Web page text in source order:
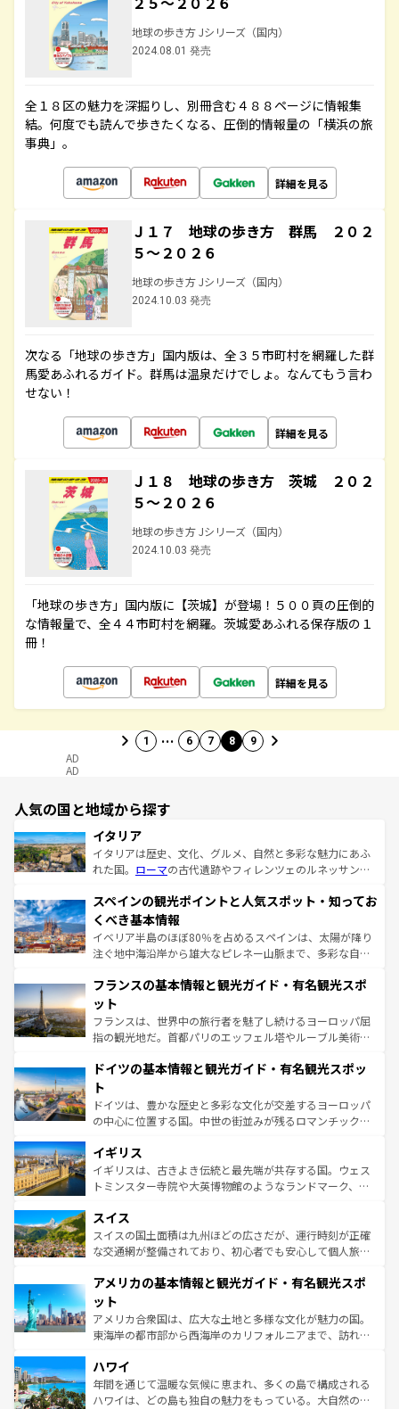
地球の歩き方 Jシリーズ（国内）
2024.08.01 発売
全１８区の魅力を深掘りし、別冊含む４８８ページに情報集
結。何度でも読んで歩きたくなる、圧倒的情報量の「横浜の旅
事典」。
詳細を見る
Ｊ１７ 地球の歩き方 群馬 ２０２
５～２０２６
地球の歩き方 Jシリーズ（国内）
2024.10.03 発売
次なる「地球の歩き方」国内版は、全３５市町村を網羅した群
馬愛あふれるガイド。群馬は温泉だけでしょ。なんてもう言わ
せない！
詳細を見る
Ｊ１８ 地球の歩き方 茨城 ２０２
５～２０２６
地球の歩き方 Jシリーズ（国内）
2024.10.03 発売
「地球の歩き方」国内版に【茨城】が登場！５００頁の圧倒的
な情報量で、全４４市町村を網羅。茨城愛あふれる保存版の１
冊！
詳細を見る
1 … 6 7 8 9
AD
AD
人気の国と地域から探す
イタリア
イタリアは歴史、文化、グルメ、自然と多彩な魅力にあふ
れた国。 ローマの古代遺跡やフィレンツェのルネッサンス
ろん、トスカーナの美しい田園風景やアマルフィ海岸の絶
景など、自然景観も見逃せない。観光の合間には、本場の
ピザやパスタなど、絶品のイタリア料理を堪能することも
できる。朝目覚めてから夜眠るまで、すべての瞬間を楽し
なお、新着のイタリア情報はコンテンツ一覧を参照してほ
しい。
スペインの観光ポイントと人気スポット・知ってお
くべき基本情報
イベリア半島のほぼ80％を占めるスペインは、太陽が降り
注ぐ地中海沿岸から雄大なピレネー山脈まで、多彩な自然
文化が根付くこの国では、情熱的なフラメンコ、熱気あふ
れる闘牛、そして美味しいタパスが生活の一部となってい
る。首都マドリードの洗練された雰囲気や、バルセロナの
アートに溢れた街角から、地方では古代ローマ遺跡や中世
せる。地方によって風土や気候が異なるスペインはその個
ンテンツ一覧 を参照してほしい。
フランスの基本情報と観光ガイド・有名観光スポ
ット
フランスは、世界中の旅行者を魅了し続けるヨーロッパ屈
指の観光地だ。首都パリのエッフェル塔やルーブル美術館
で、幅広い魅力が詰まっている。華麗な宮殿、歴史的な大
聖堂、美しいビーチ、そして豊かな自然が、訪れる者を心
から魅了する。また、フランスは美食の国としても知ら
れ、フランス料理はユネスコ無形文化遺産にも登録されて
香り高いラベンダー畑など、多彩な楽しみ方が可能だ。さ
らに、パリ以外の地域にも魅力が溢れており、どの街角に
も豊かな歴史と文化が息づいている。パリ以外の個性あふ
を参照してほしい。
ドイツの基本情報と観光ガイド・有名観光スポッ
ト
ドイツは、豊かな歴史と多彩な文化が交差するヨーロッパ
の中心に位置する国。中世の街並みが残るロマンチック街
顔を持つこの国は、どこを歩いても飽きることがない。ベ
ルリンの文化的活気、バイエルン州のアルプスの絶景、そ
してライン川沿いのワイン畑といった風景は必見。ビール
は、お酒好きな人にはぜひ体験してほしい。 なお、新着の
ドイツ情報はコンテンツ一覧を参照してほしい。
イギリス
イギリスは、古きよき伝統と最先端が共存する国。ウェス
トミンスター寺院や大英博物館のようなランドマーク、歴
リアごとに異なる魅力がある。また、優雅なアフタヌーン
ティー、ビール好きにはたまらない英国パブ、サッカー観
戦など、本場だからこそできる体験も豊富。イギリスを旅
ンツ一覧を参照してほしい。
スイス
スイスの国土面積は九州ほどの広さだが、運行時刻が正確
な交通網が整備されており、初心者でも安心して個人旅行
の建物がそのまま残る町や、スイスならではのユニークな
博物館もあり、アルプス観光だけでなく町歩きも満喫する
ことができる。国民の所得が高いため物価も高いが、旅行
者向けの交通パス提供のサービスもあり、うまく活用すれ
着のスイス情報は
アメリカの基本情報と観光ガイド・有名観光スポ
ット
アメリカ合衆国は、広大な土地と多様な文化が魅力の国。
東海岸の都市部から西海岸のカリフォルニアまで、訪れる
のような巨大都市は、観光、ショッピング、エンターテイ
ンメントが詰まった刺激的なスポットだ。一方、アメリカ
西部には大自然が広がり、グランドキャニオンやイエロー
ハワイ
年間を通じて温暖な気候に恵まれ、多くの島で構成される
ハワイは、どの島も独自の魅力をもっている。大自然の神